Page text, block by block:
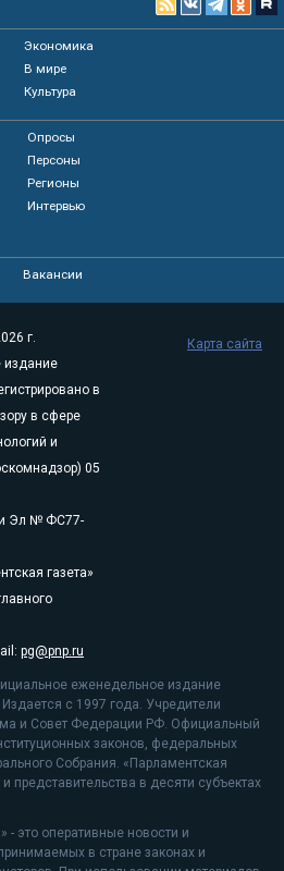
Экономика
В мире
Культура
Опросы
Персоны
Регионы
Интервью
Вакансии
г.
издание
в
в сфере
и
05
Эл № ФС77-
газета»
pg@pnp.ru
еженедельное издание
с 1997 года. Учредители
и Совет Федерации РФ. Официальный
законов, федеральных
Собрания. «Парламентская
представительства в десяти субъектах
- это оперативные новости и
в стране законах и
Карта сайта